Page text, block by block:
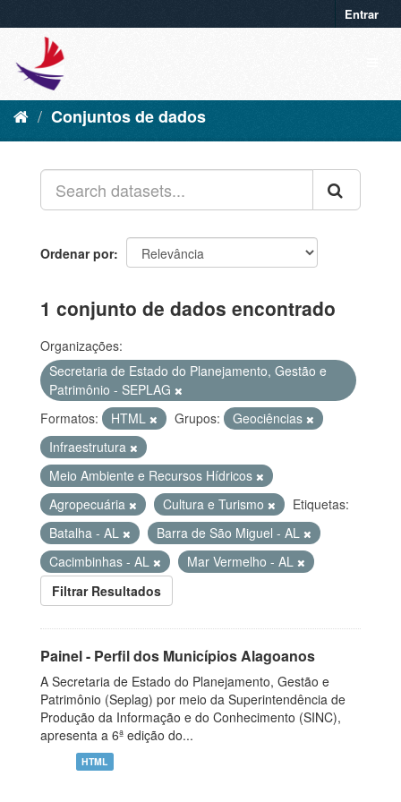
Entrar
Conjuntos de dados
Ordenar por
1 conjunto de dados encontrado
Organizações:
Secretaria de Estado do Planejamento, Gestão e
Patrimônio - SEPLAG
Formatos:
HTML Grupos:
Geociências
Infraestrutura
Meio Ambiente e Recursos Hídricos
Agropecuária
Cultura e Turismo
Etiquetas:
Batalha - AL
Barra de São Miguel - AL
Cacimbinhas - AL
Mar Vermelho - AL
Filtrar Resultados
Painel - Perfil dos Municípios Alagoanos
A Secretaria de Estado do Planejamento, Gestão e
Patrimônio (Seplag) por meio da Superintendência de
Produção da Informação e do Conhecimento (SINC),
apresenta a 6ª edição do...
HTML